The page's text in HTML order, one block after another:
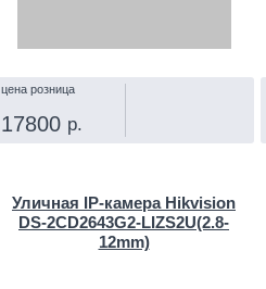
цена розница
17800 р.
Уличная IP‑камера Hikvision
DS-2CD2643G2-LIZS2U(2.8-
12mm)